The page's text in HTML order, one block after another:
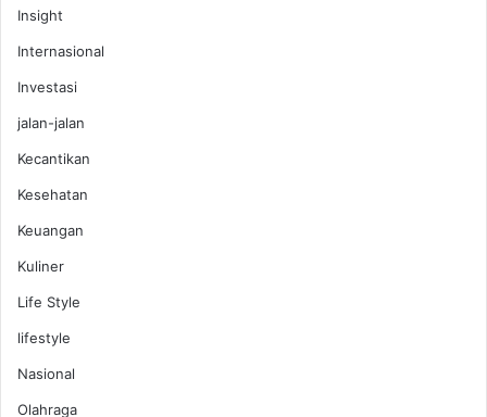
Insight
Internasional
Investasi
jalan-jalan
Kecantikan
Kesehatan
Keuangan
Kuliner
Life Style
lifestyle
Nasional
Olahraga